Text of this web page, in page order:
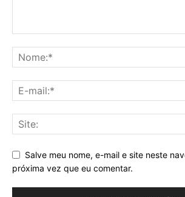
Salve meu nome, e-mail e site neste
próxima vez que eu comentar.